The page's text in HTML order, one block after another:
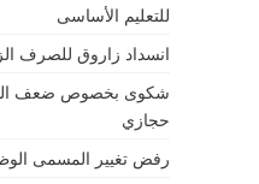
للتعليم الأساسى
انسداد زاروق للصرف
شكوى بخصوص ضعف
حجازي
رفض تغيير المسمى